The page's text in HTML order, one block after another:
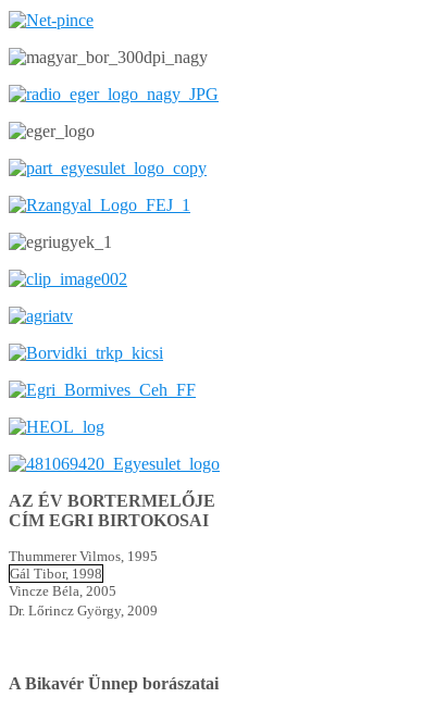
AZ ÉV BORTERMELŐJE
CÍM EGRI BIRTOKOSAI
Thummerer Vilmos, 1995
Gál Tibor, 1998
Vincze Béla, 2005
Dr. Lőrincz György, 2009
A Bikavér Ünnep borászatai